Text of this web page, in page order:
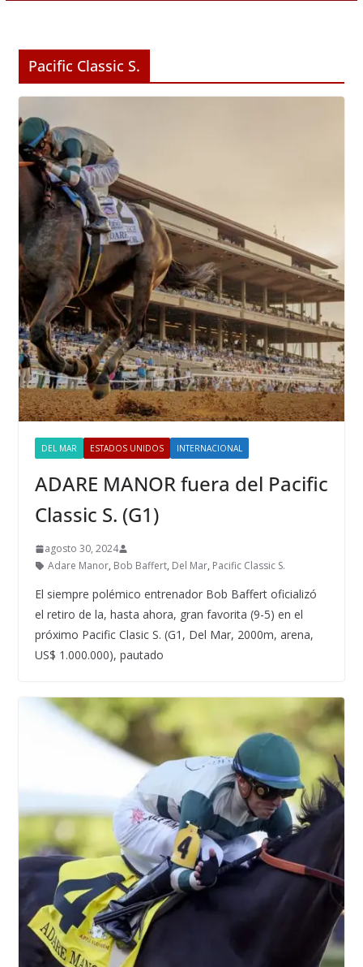
Pacific Classic S.
DEL MAR ESTADOS UNIDOS INTERNACIONAL
ADARE MANOR fuera del Pacific
Classic S. (G1)
agosto 30, 2024
Adare Manor, Bob Baffert, Del Mar, Pacific Classic S.
El siempre polémico entrenador Bob Baffert oficializó
el retiro de la, hasta ahora, gran favorita (9-5) en el
próximo Pacific Clasic S. (G1, Del Mar, 2000m, arena,
US$ 1.000.000), pautado